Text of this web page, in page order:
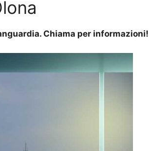
Chiama per informazioni!